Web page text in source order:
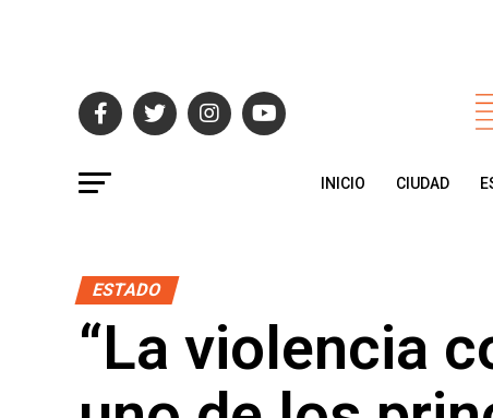
INICIO CIUDAD
ESTADO
“La violencia